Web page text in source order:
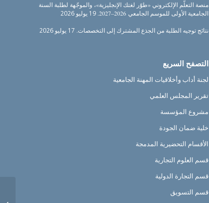
منصة التعلّم الإلكتروني «طوّر لغتك الإنجليزية»، والموجّهة لطلبة السنة
الجامعية الأولى للموسم الجامعي 2026–2027.
19 يوليو 2026
نتائج توجيه الطلبة من الجذع المشترك إلى التخصصات. 17 يوليو 2026
التصفح السريع
لجنة أداب وأخلاقيات المهنة الجامعية
تقرير المجلس العلمي
مشروع المؤسسة
خلية ضمان الجودة
الأقسام التحضيرية المدمجة
قسم العلوم التجارية
قسم التجارة الدولية
قسم التسويق